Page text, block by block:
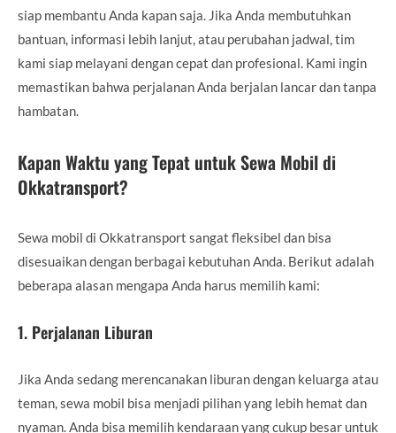
siap membantu Anda kapan saja. Jika Anda membutuhkan
bantuan, informasi lebih lanjut, atau perubahan jadwal, tim
kami siap melayani dengan cepat dan profesional. Kami ingin
memastikan bahwa perjalanan Anda berjalan lancar dan tanpa
hambatan.
Kapan Waktu yang Tepat untuk Sewa Mobil di
Okkatransport?
Sewa mobil di Okkatransport sangat fleksibel dan bisa
disesuaikan dengan berbagai kebutuhan Anda. Berikut adalah
beberapa alasan mengapa Anda harus memilih kami:
1. Perjalanan Liburan
Jika Anda sedang merencanakan liburan dengan keluarga atau
teman, sewa mobil bisa menjadi pilihan yang lebih hemat dan
nyaman. Anda bisa memilih kendaraan yang cukup besar untuk